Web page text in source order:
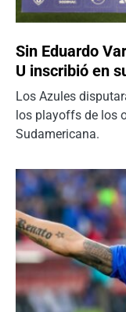
Sin Eduardo
U inscribió en
Los Azules
los playoffs de los
Sudamericana.